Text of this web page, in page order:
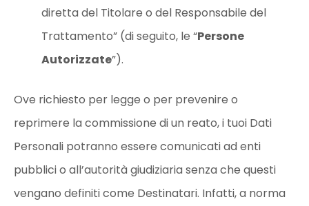
diretta del Titolare o del Responsabile del
Trattamento” (di seguito, le “Persone
Autorizzate”).
Ove richiesto per legge o per prevenire o
reprimere la commissione di un reato, i tuoi Dati
Personali potranno essere comunicati ad enti
pubblici o all’autorità giudiziaria senza che questi
vengano definiti come Destinatari. Infatti, a norma